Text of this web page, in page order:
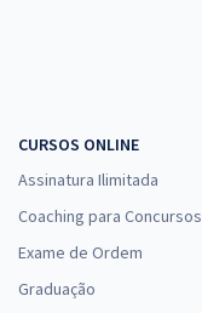
CURSOS ONLINE
Assinatura Ilimitada
Coaching para Concursos
Exame de Ordem
Graduação